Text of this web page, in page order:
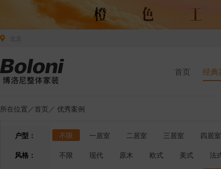
首页 经典
所在位置／首页 ／ 优秀案例
户型： 不限 一居室 二居室 三居室
四居室
风格：
不限 现代 原木 欧式 美式
法